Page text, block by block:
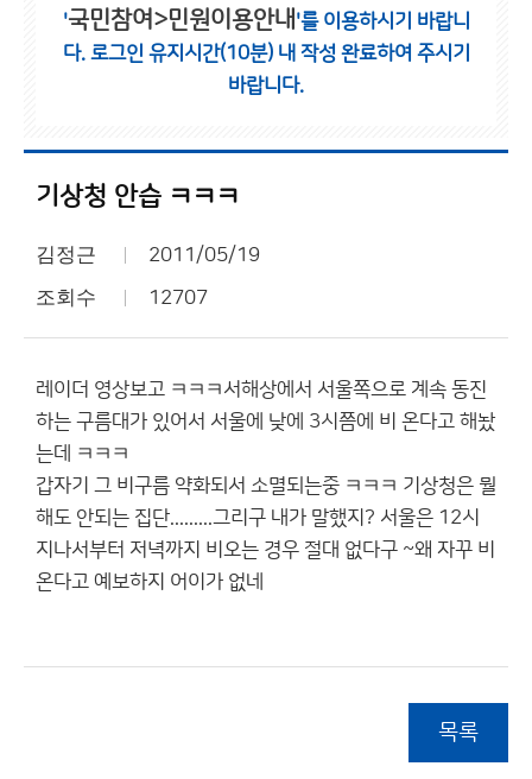
'국민참여>민원이용안내 '를 이용하시기 바랍니
다. 로그인 유지시간(10분) 내 작성 완료하여 주시기
바랍니다.
기상청 안습 ㅋㅋㅋ
김정근 2011/05/19
조회수 12707
레이더 영상보고 ㅋㅋㅋ서해상에서 서울쪽으로 계속 동진
하는 구름대가 있어서 서울에 낮에 3시쯤에 비 온다고 해놨
는데 ㅋㅋㅋ
갑자기 그 비구름 약화되서 소멸되는중 ㅋㅋㅋ 기상청은 뭘
해도 안되는 집단.........그리구 내가 말했지? 서울은 12시
지나서부터 저녁까지 비오는 경우 절대 없다구 ~왜 자꾸 비
온다고 예보하지 어이가 없네
목록